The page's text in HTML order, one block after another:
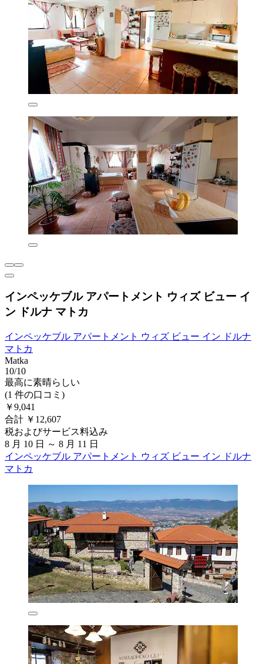
インペッケブル アパートメント ウィズ ビュー イ
ン ドルナ マトカ
インペッケブル アパートメント ウィズ ビュー イン ドルナ
マトカ
Matka
10/10
最高に素晴らしい
(1 件の口コミ)
￥9,041
合計 ￥12,607
税およびサービス料込み
8 月 10 日 ～ 8 月 11 日
インペッケブル アパートメント ウィズ ビュー イン ドルナ
マトカ